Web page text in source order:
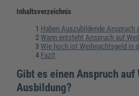
Inhaltsverzeichnis
Haben Auszubildende Anspruch
Wann entsteht Anspruch auf
Wie hoch ist Weihnachtsgeld in
Fazit
Gibt es einen Anspruch
Ausbildung?